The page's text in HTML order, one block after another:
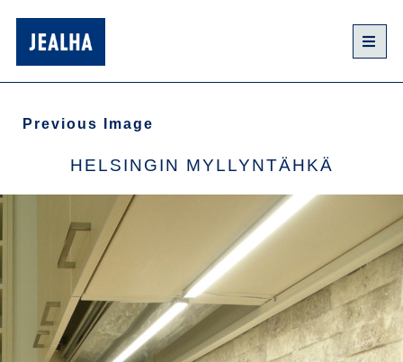
Previous Image
HELSINGIN MYLLYNTÄHKÄ